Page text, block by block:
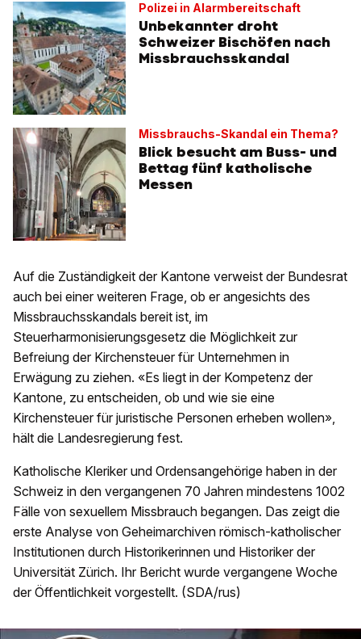
Polizei in Alarmbereitschaft
Unbekannter droht
Schweizer Bischöfen nach
Missbrauchsskandal
Missbrauchs-Skandal ein Thema?
Blick besucht am Buss- und
Bettag fünf katholische
Messen
Auf die Zuständigkeit der Kantone verweist der Bundesrat
auch bei einer weiteren Frage, ob er angesichts des
Missbrauchsskandals bereit ist, im
Steuerharmonisierungsgesetz die Möglichkeit zur
Befreiung der Kirchensteuer für Unternehmen in
Erwägung zu ziehen. «Es liegt in der Kompetenz der
Kantone, zu entscheiden, ob und wie sie eine
Kirchensteuer für juristische Personen erheben wollen»,
hält die Landesregierung fest.
Katholische Kleriker und Ordensangehörige haben in der
Schweiz in den vergangenen 70 Jahren mindestens 1002
Fälle von sexuellem Missbrauch begangen. Das zeigt die
erste Analyse von Geheimarchiven römisch-katholischer
Institutionen durch Historikerinnen und Historiker der
Universität Zürich. Ihr Bericht wurde vergangene Woche
der Öffentlichkeit vorgestellt. (SDA/rus)